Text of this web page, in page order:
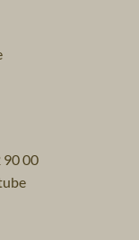
90 00